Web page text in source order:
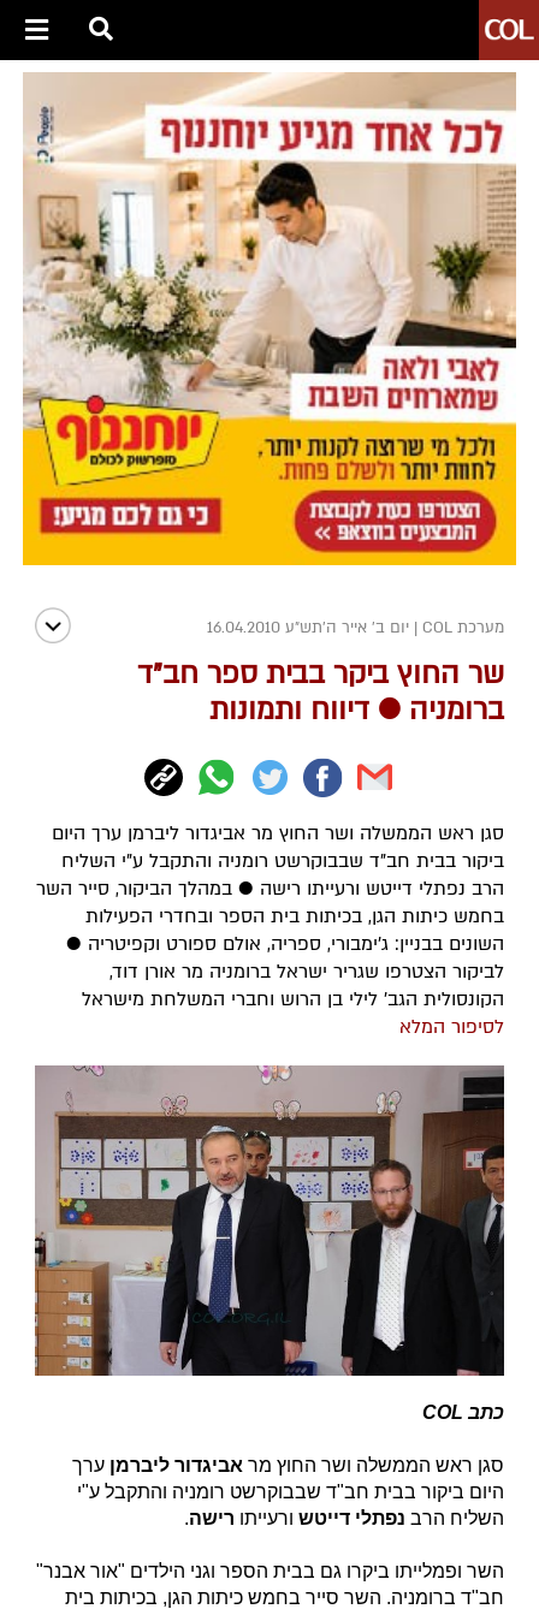
מערכת COL | יום ב' אייר ה׳תש״ע 16.04.2010
שר החוץ ביקר בבית ספר חב"ד
ברומניה ● דיווח ותמונות
סגן ראש הממשלה ושר החוץ מר אביגדור ליברמן ערך היום
ביקור בבית חב"ד שבבוקרשט רומניה והתקבל ע"י השליח
הרב נפתלי דייטש ורעייתו רישה ● במהלך הביקור, סייר השר
בחמש כיתות הגן, בכיתות בית הספר ובחדרי הפעילות
השונים בבניין: ג'ימבורי, ספריה, אולם ספורט וקפיטריה ●
לביקור הצטרפו שגריר ישראל ברומניה מר אורן דוד,
הקונסולית הגב' לילי בן הרוש וחברי המשלחת מישראל
לסיפור המלא
כתב COL
סגן ראש הממשלה ושר החוץ מר אביגדור ליברמן ערך
היום ביקור בבית חב"ד שבבוקרשט רומניה והתקבל ע"י
השליח הרב נפתלי דייטשורעייתו רישה.
השר ופמלייתו ביקרו גם בבית הספר וגני הילדים "אור אבנר"
חב"ד ברומניה. השר סייר בחמש כיתות הגן, בכיתות בית